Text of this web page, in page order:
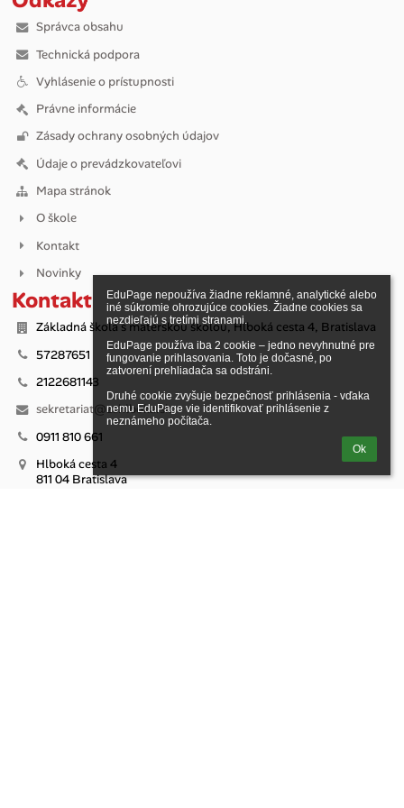
EduPage nepoužíva žiadne reklamné, analytické alebo
iné súkromie ohrozujúce cookies. Žiadne cookies sa
nezdieľajú s tretími stranami.
EduPage používa iba 2 cookie – jedno nevyhnutné pre
fungovanie prihlasovania. Toto je dočasné, po
zatvorení prehliadača sa odstráni.
Druhé cookie zvyšuje bezpečnosť prihlásenia - vďaka
nemu EduPage vie identifikovať prihlásenie z
neznámeho počítača.
Ok
Správca obsahu
Technická podpora
Vyhlásenie o prístupnosti
Právne informácie
Zásady ochrany osobných údajov
Údaje o prevádzkovateľovi
Mapa stránok
O škole
Kontakt
Novinky
Kontakt
Základná škola s materskou školou, Hlboká cesta 4, Bratislava
57287651
2122681143
sekretariat@zshlboka.sk
0911 810 661
Hlboká cesta 4
811 04 Bratislava